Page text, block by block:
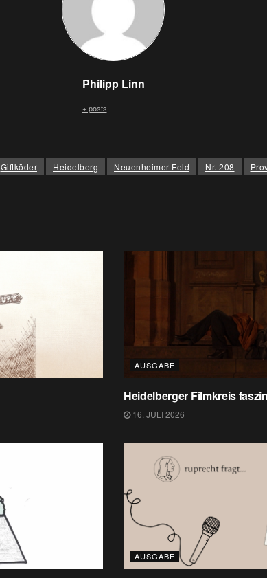
Philipp Linn
+ posts
Giftköder Heidelberg Neuenheimer Feld Nr. 208
AUSGABE
Heidelberger Filmkreis
16. JULI 2026
AUSGABE